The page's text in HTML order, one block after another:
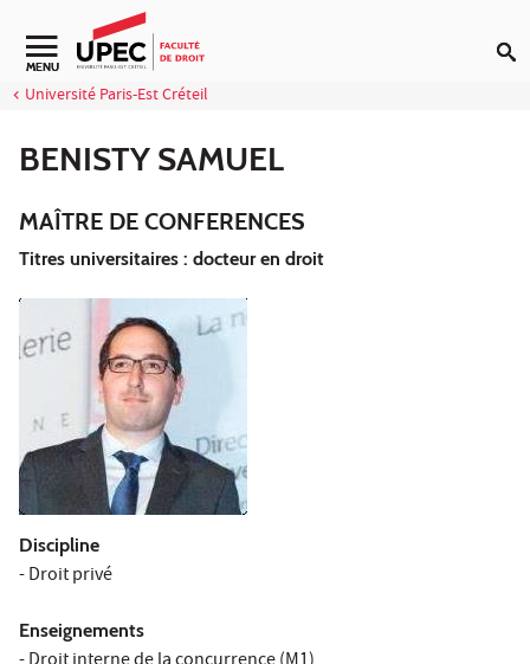
Aller au contenu
Navigation secondaire
MENU
Université Paris-Est Créteil
BENISTY SAMUEL
MAÎTRE DE CONFERENCES
Titres universitaires : docteur en droit
Discipline
- Droit privé
Enseignements